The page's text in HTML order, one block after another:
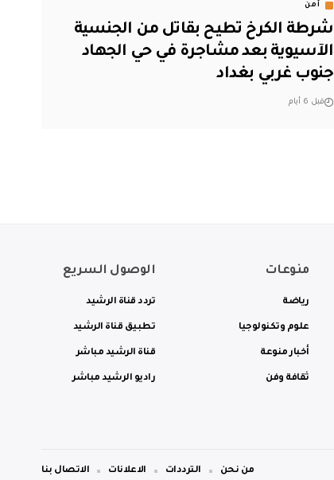
أمن
شرطة الكرخ تطيح بقاتل من الجنسية
الآسيوية بعد مشاجرة في حي الجهاد
جنوب غربي بغداد
قبل 6 أيام
منوعات
رياضة
علوم وتكنولوجيا
أخبار منوعة
ثقافة وفن
الوصول السريع
تردد قناة الرشيد
تطبيق قناة الرشيد
قناة الرشيد مباشر
راديو الرشيد مباشر
من نحن الترددات الاعلانات الاتصال بنا